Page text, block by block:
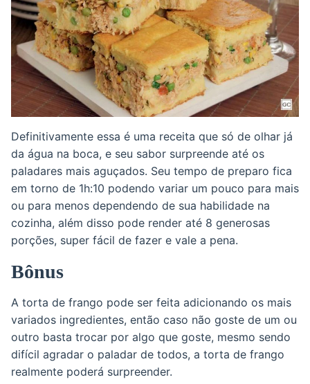
Definitivamente essa é uma receita que só de olhar já
da água na boca, e seu sabor surpreende até os
paladares mais aguçados. Seu tempo de preparo fica
em torno de 1h:10 podendo variar um pouco para mais
ou para menos dependendo de sua habilidade na
cozinha, além disso pode render até 8 generosas
porções, super fácil de fazer e vale a pena.
Bônus
A torta de frango pode ser feita adicionando os mais
variados ingredientes, então caso não goste de um ou
outro basta trocar por algo que goste, mesmo sendo
difícil agradar o paladar de todos, a torta de frango
realmente poderá surpreender.